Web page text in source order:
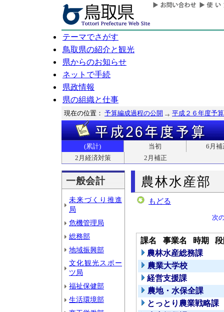
テーマでさがす
鳥取県の紹介と観光
県からのお知らせ
ネットで手続
県政情報
県の組織と仕事
現在の位置： 予算編成過程の公開 平成２６年度予算
(累計) 当初
6月補
2月経済対策
2月補正
一般会計
未来づくり推進
局
危機管理局
総務部
地域振興部
文化観光スポー
ツ局
福祉保健部
生活環境部
農林水産部
もどる
次
課名 事業名 時期
農林水産総務課
農業大学校
経営支援課
農地・水保全課
とっとり農業戦略課